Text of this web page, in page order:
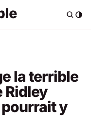
la terrible
Ridley
y